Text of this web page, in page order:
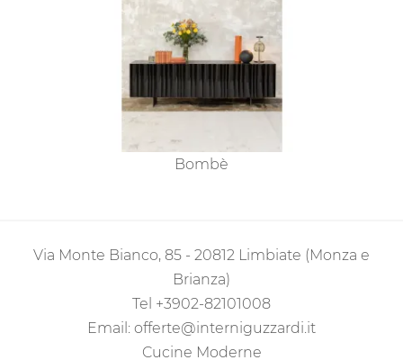
Bombè
Via Monte Bianco, 85 - 20812 Limbiate (Monza e
Brianza)
Tel +3902-82101008
Email: offerte@interniguzzardi.it
Cucine Moderne